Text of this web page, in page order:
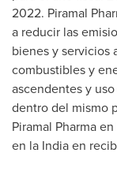
2022. Piramal
a reducir las
bienes y servicios
combustibles y
ascendentes y
dentro del mismo
Piramal Pharma
en la Indiaen